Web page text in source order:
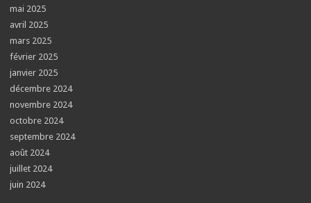
mai 2025
avril 2025
mars 2025
février 2025
janvier 2025
décembre 2024
novembre 2024
octobre 2024
septembre 2024
août 2024
juillet 2024
juin 2024